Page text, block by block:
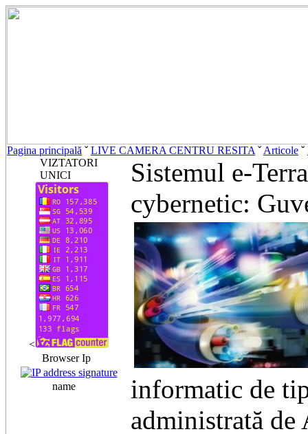
Pagina principală ˇLIVE CAMERA CENTRU RESITA ˇArticole ˇ
VIZTATORI
UNICI
<
Browser Ip
name
Sistemul e-
cybernetic:
informatic de
administrată de